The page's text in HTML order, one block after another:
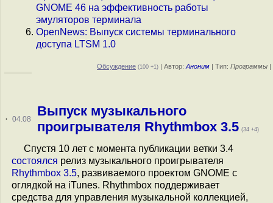
GNOME 46 на эффективность работы
эмуляторов терминала
OpenNews: Выпуск системы терминального
доступа LTSM 1.0
Обсуждение (100 +1) | Автор: Аноним | Тип: Программы |
· 04.08
Выпуск музыкального
проигрывателя Rhythmbox 3.5 (34 +4)
Спустя 10 лет с момента публикации ветки 3.4
состоялся релиз музыкального проигрывателя
Rhythmbox 3.5, развиваемого проектом GNOME с
оглядкой на iTunes. Rhythmbox поддерживает
средства для управления музыкальной коллекцией,